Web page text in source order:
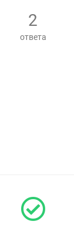
2
ответа